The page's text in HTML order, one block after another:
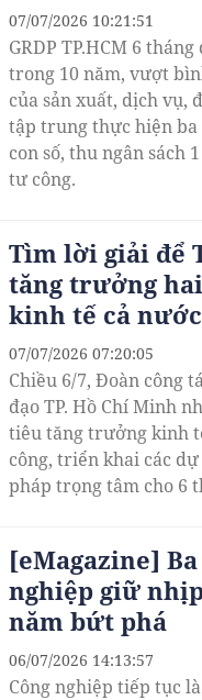
GRDP TP.HCM 6
trong 10 năm, vượt
của sản xuất, dịch vụ,
tập trung thực hiện
con số, thu ngân sách
tư công.
07/07/2026 10:21:51
Tìm lời giải để
tăng trưởng
kinh tế cả nước
Chiều 6/7, Đoàn công
đạo TP. Hồ Chí Minh
tiêu tăng trưởng kinh
công, triển khai các
pháp trọng tâm cho 6
07/07/2026 07:20:05
[eMagazine]
nghiệp giữ
năm bứt phá
Công nghiệp tiếp tục
06/07/2026 14:13:57